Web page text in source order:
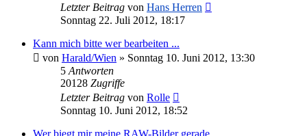
Letzter Beitrag von Hans Herren
Sonntag 22. Juli 2012, 18:17
Kann mich bitte wer bearbeiten ...
von Harald/Wien » Sonntag 10. Juni 2012, 13:30
5 Antworten
20128 Zugriffe
Letzter Beitrag von Rolle
Sonntag 10. Juni 2012, 18:52
Wer biegt mir meine RAW-Bilder gerade